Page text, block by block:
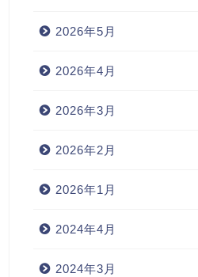
2026年5月
2026年4月
2026年3月
2026年2月
2026年1月
2024年4月
2024年3月